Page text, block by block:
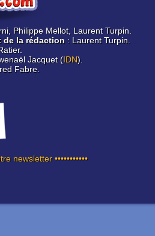
Philippe Mellot, Laurent Turpin.
de la rédaction : Laurent Turpin.
Jacquet (IDN).
Fabre.
newsletter •••••••••••